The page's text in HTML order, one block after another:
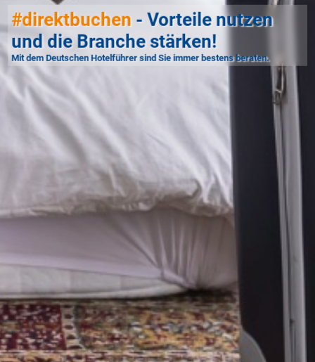
#direktbuchen - Vorteile nutzen
und die Branche stärken!
Mit dem Deutschen Hotelführer sind Sie immer bestens beraten.